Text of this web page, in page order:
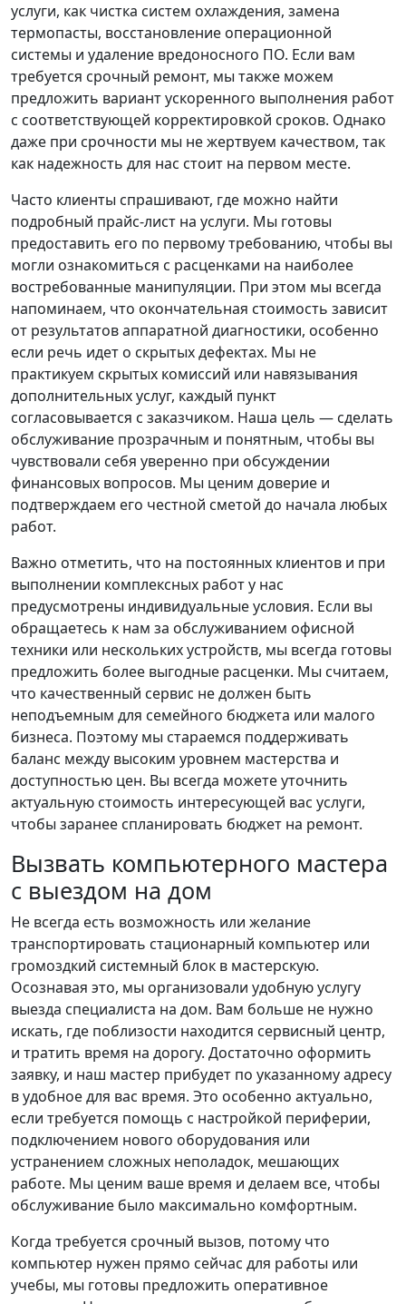
услуги, как чистка систем охлаждения, замена
термопасты, восстановление операционной
системы и удаление вредоносного ПО. Если вам
требуется срочный ремонт, мы также можем
предложить вариант ускоренного выполнения работ
с соответствующей корректировкой сроков. Однако
даже при срочности мы не жертвуем качеством, так
как надежность для нас стоит на первом месте.
Часто клиенты спрашивают, где можно найти
подробный прайс-лист на услуги. Мы готовы
предоставить его по первому требованию, чтобы вы
могли ознакомиться с расценками на наиболее
востребованные манипуляции. При этом мы всегда
напоминаем, что окончательная стоимость зависит
от результатов аппаратной диагностики, особенно
если речь идет о скрытых дефектах. Мы не
практикуем скрытых комиссий или навязывания
дополнительных услуг, каждый пункт
согласовывается с заказчиком. Наша цель — сделать
обслуживание прозрачным и понятным, чтобы вы
чувствовали себя уверенно при обсуждении
финансовых вопросов. Мы ценим доверие и
подтверждаем его честной сметой до начала любых
работ.
Важно отметить, что на постоянных клиентов и при
выполнении комплексных работ у нас
предусмотрены индивидуальные условия. Если вы
обращаетесь к нам за обслуживанием офисной
техники или нескольких устройств, мы всегда готовы
предложить более выгодные расценки. Мы считаем,
что качественный сервис не должен быть
неподъемным для семейного бюджета или малого
бизнеса. Поэтому мы стараемся поддерживать
баланс между высоким уровнем мастерства и
доступностью цен. Вы всегда можете уточнить
актуальную стоимость интересующей вас услуги,
чтобы заранее спланировать бюджет на ремонт.
Вызвать компьютерного мастера
с выездом на дом
Не всегда есть возможность или желание
транспортировать стационарный компьютер или
громоздкий системный блок в мастерскую.
Осознавая это, мы организовали удобную услугу
выезда специалиста на дом. Вам больше не нужно
искать, где поблизости находится сервисный центр,
и тратить время на дорогу. Достаточно оформить
заявку, и наш мастер прибудет по указанному адресу
в удобное для вас время. Это особенно актуально,
если требуется помощь с настройкой периферии,
подключением нового оборудования или
устранением сложных неполадок, мешающих
работе. Мы ценим ваше время и делаем все, чтобы
обслуживание было максимально комфортным.
Когда требуется срочный вызов, потому что
компьютер нужен прямо сейчас для работы или
учебы, мы готовы предложить оперативное